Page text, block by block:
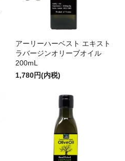
アーリーハーベスト エキスト
ラバージンオリーブオイル
200mL
1,780円(内税)